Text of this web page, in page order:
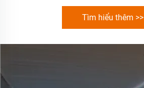
Tìm hiểu thêm >>